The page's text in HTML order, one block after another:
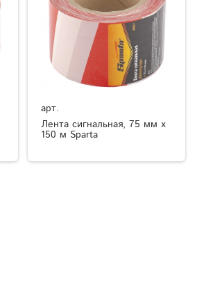
арт.
Лента сигнальная, 75 мм х
150 м Sparta